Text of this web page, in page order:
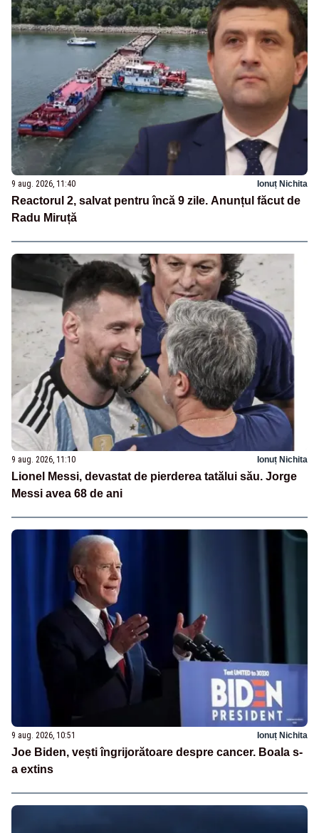
9 aug. 2026, 11:40 Ionuț Nichita
Reactorul 2, salvat pentru încă 9 zile. Anunțul făcut de
Radu Miruță
9 aug. 2026, 11:10 Ionuț Nichita
Lionel Messi, devastat de pierderea tatălui său. Jorge
Messi avea 68 de ani
9 aug. 2026, 10:51 Ionuț Nichita
Joe Biden, vești îngrijorătoare despre cancer. Boala s-
a extins